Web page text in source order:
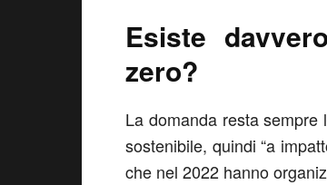
Esiste
zero?
La domanda resta
sostenibile, quindi “a
che nel 2022 hanno